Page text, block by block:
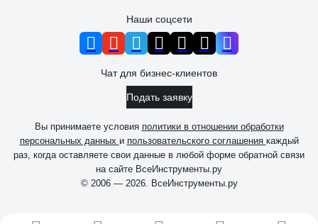
Наши соцсети
Чат для бизнес-клиентов
Подать заявку
Вы принимаете условия политики в отношении обработки
персональных данных и пользовательского соглашения каждый
раз, когда оставляете свои данные в любой форме обратной связи
на сайте ВсеИнструменты.ру
© 2006 — 2026. ВсеИнструменты.ру